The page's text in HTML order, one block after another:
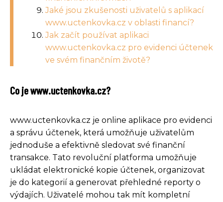
Jaké jsou zkušenosti uživatelů s aplikací
www.uctenkovka.cz v oblasti financí?
Jak začít používat aplikaci
www.uctenkovka.cz pro evidenci účtenek
ve svém finančním životě?
Co je www.uctenkovka.cz?
www.uctenkovka.cz je online aplikace pro evidenci
a správu účtenek, která umožňuje uživatelům
jednoduše a efektivně sledovat své finanční
transakce. Tato revoluční platforma umožňuje
ukládat elektronické kopie účtenek, organizovat
je do kategorií a generovat přehledné reporty o
výdajích. Uživatelé mohou tak mít kompletní